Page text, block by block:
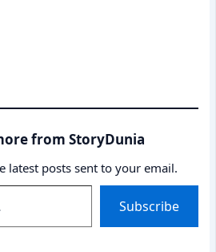
from StoryDunia
latest posts sent to your email.
Subscribe